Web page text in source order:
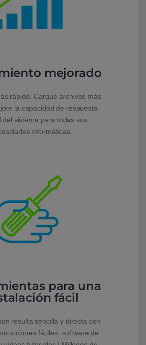
mejorado
rápido. Cargue archivos más
la capacidad de respuesta
del sistema para todas sus
informáticas.
para una
fácil
resulta sencilla y directa con
fáciles, software de